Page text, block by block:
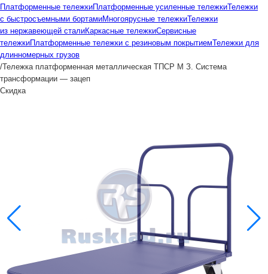
Платформенные тележкиПлатформенные усиленные тележкиТележки
с быстросъемными бортамиМногоярусные тележкиТележки
из нержавеющей сталиКаркасные тележкиСервисные
тележкиПлатформенные тележки с резиновым покрытиемТележки для
длинномерных грузов
/Тележка платформенная металлическая ТПСР М З. Система
трансформации — зацеп
Скидка